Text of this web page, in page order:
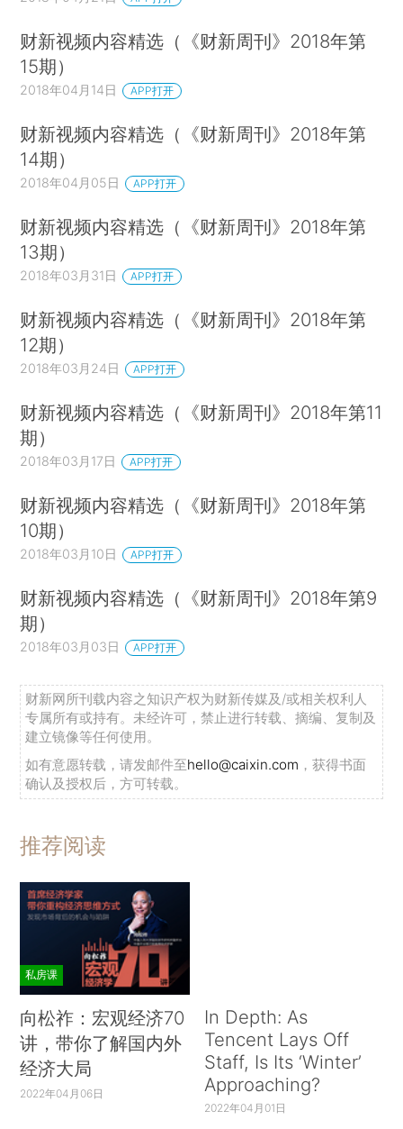
财新视频内容精选（《财新周刊》2018年第
15期）
2018年04月14日 APP打开
财新视频内容精选（《财新周刊》2018年第
14期）
2018年04月05日 APP打开
财新视频内容精选（《财新周刊》2018年第
13期）
2018年03月31日 APP打开
财新视频内容精选（《财新周刊》2018年第
12期）
2018年03月24日 APP打开
财新视频内容精选（《财新周刊》2018年第11
期）
2018年03月17日 APP打开
财新视频内容精选（《财新周刊》2018年第
10期）
2018年03月10日 APP打开
财新视频内容精选（《财新周刊》2018年第9
期）
2018年03月03日 APP打开
财新网所刊载内容之知识产权为财新传媒及/或相关权利人
专属所有或持有。未经许可，禁止进行转载、摘编、复制及
建立镜像等任何使用。
如有意愿转载，请发邮件至hello@caixin.com ，获得书面
确认及授权后，方可转载。
推荐阅读
私房课
向松祚：宏观经济70
讲，带你了解国内外
经济大局
2022年04月06日
In Depth: As
Tencent Lays Off
Staff, Is Its ‘Winter’
Approaching?
2022年04月01日